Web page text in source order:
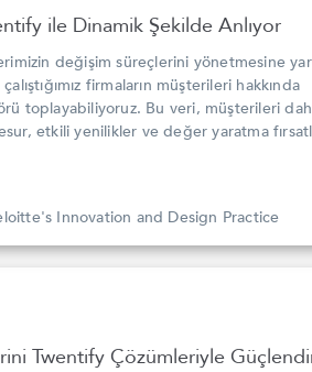
ile Dinamik Şekilde Anlıyor
değişim süreçlerini yönetmesine
firmaların müşterileri hakkında
toplayabiliyoruz. Bu veri, müşterileri
etkili yenilikler ve değer yaratma
Innovation and Design Practice
Twentify Çözümleriyle